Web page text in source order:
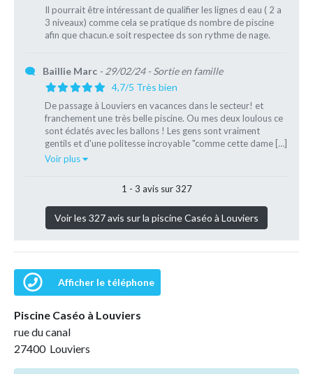
Il pourrait être intéressant de qualifier les lignes d eau ( 2 a
3 niveaux) comme cela se pratique ds nombre de piscine
afin que chacun.e soit respectee ds son rythme de nage.
Baillie Marc - 29/02/24- Sortie en famille
4,7/5 Très bien
De passage à Louviers en vacances dans le secteur! et
franchement une très belle piscine. Ou mes deux loulous ce
sont éclatés avec les ballons ! Les gens sont vraiment
gentils et d'une politesse incroyable "comme cette dame […]
Voir plus
1 - 3 avis sur 327
Voir les 327 avis sur la piscine Caséo à Louviers
Afficher le téléphone
Piscine Caséo à Louviers
rue du canal
27400 Louviers